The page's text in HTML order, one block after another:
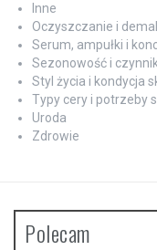
Inne
Oczyszczanie i
Serum, ampułki i
Sezonowość i
Styl życia i kondycja
Typy cery i potrzeby
Uroda
Zdrowie
Polecam